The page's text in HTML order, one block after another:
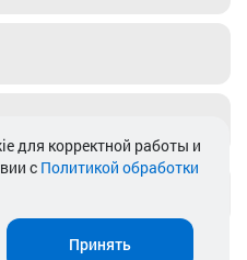
для корректной работы и
с Политикой обработки
Принять